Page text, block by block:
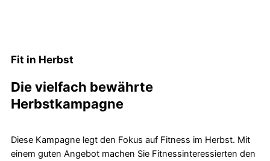
Fit in Herbst
Die vielfach bewährte
Herbstkampagne
Diese Kampagne legt den Fokus auf Fitness im Herbst. Mit
einem guten Angebot machen Sie Fitnessinteressierten den